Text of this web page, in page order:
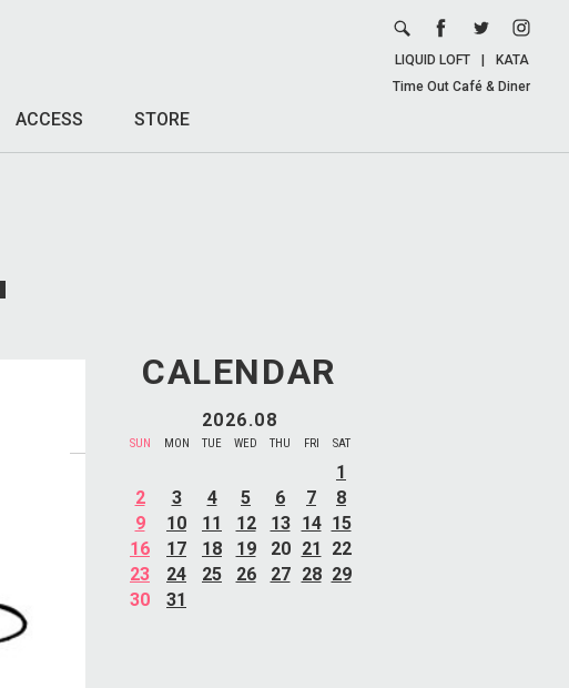
ACCESS STORE
LIQUID LOFT
KATA
Time Out Café & Diner
CALENDAR
2026.08
SUN MON TUE WED THU FRI SAT
1
2
3 4 5 6 7
8
9
10 11 12 13 14 15
16
17 18 19 20 21
22
23
24 25 26 27 28 29
30
31